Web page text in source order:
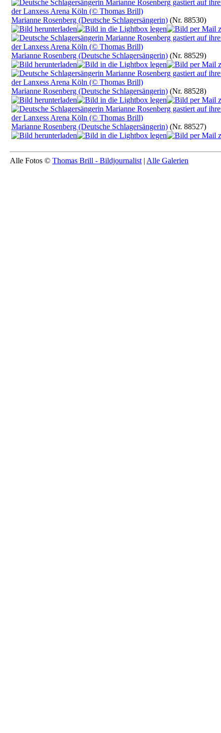
Marianne Rosenberg (Deutsche Schlagersängerin) (Nr. 88530)
Marianne Rosenberg (Deutsche Schlagersängerin) (Nr. 88529)
Marianne Rosenberg (Deutsche Schlagersängerin) (Nr. 88528)
Marianne Rosenberg (Deutsche Schlagersängerin) (Nr. 88527)
Alle Fotos © Thomas Brill - Bildjournalist | Alle Galerien